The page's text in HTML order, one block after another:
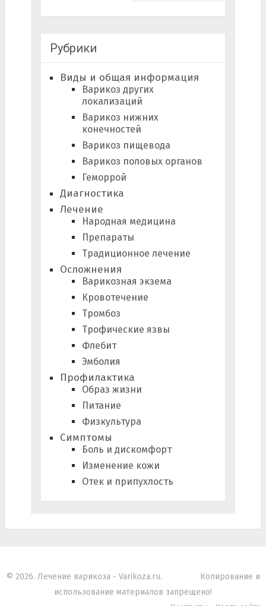
Рубрики
Виды и общая информация
Варикоз других
локализаций
Варикоз нижних
конечностей
Варикоз пищевода
Варикоз половых органов
Геморрой
Диагностика
Лечение
Народная медицина
Препараты
Традиционное лечение
Осложнения
Варикозная экзема
Кровотечение
Тромбоз
Трофические язвы
Флебит
Эмболия
Профилактика
Образ жизни
Питание
Физкультура
Симптомы
Боль и дискомфорт
Изменение кожи
Отек и припухлость
© 2026. Лечение варикоза - Varikoza.ru.
Копирование и
использование материалов запрещено!